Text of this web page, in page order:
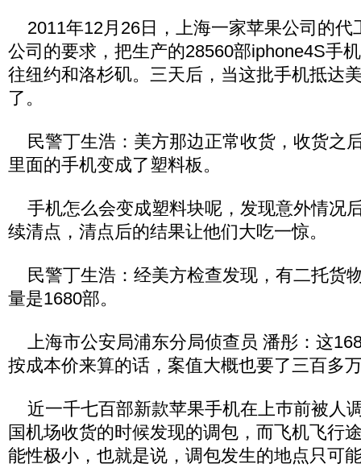
2011年12月26日，上海一家苹果公司的代
公司的要求，把生产的28560部iphone4S手
往纽约和洛杉矶。三天后，当这批手机抵达
了。
民警丁生浩：美方那边正常收货，收货之
里面的手机变成了塑料板。
手机怎么会变成塑料块呢，发现意外情况
续清点，清点后的结果让他们大吃一惊。
民警丁生浩：经美方检查发现，有二托货
量是1680部。
上海市公安局浦东分局侦查员 潘彤：这
按成本价来算的话，案值大概也要了三百多
近一千七百部新款苹果手机在上巿前被人
国机场收货的时候发现的调包，而飞机飞行
能性极小，也就是说，调包发生的地点只可